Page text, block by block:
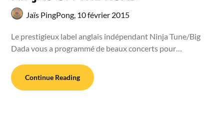
Jaïs PingPong, 10 février 2015
Le prestigieux label anglais indépendant Ninja Tune/Big
Dada vous a programmé de beaux concerts pour…
Continue Reading